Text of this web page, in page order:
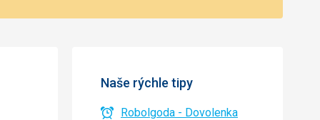
Naše rýchle tipy
Robolgoda - Dovolenka